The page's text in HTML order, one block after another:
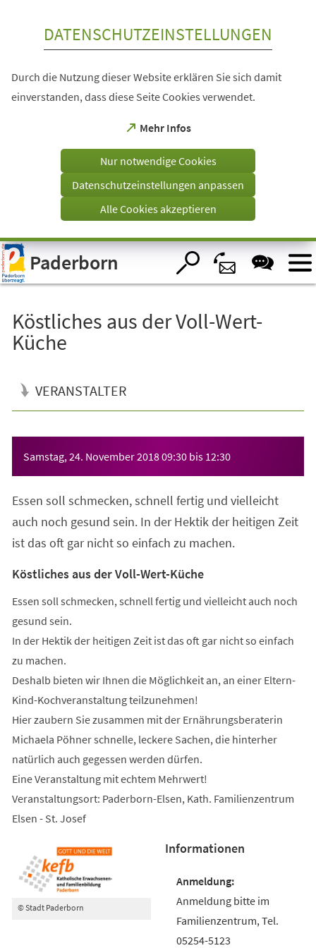
Visuelle
Assistenzsoftware
öffnen.
DATENSCHUTZEINSTELLUNGEN
Durch die Nutzung dieser Website erklären Sie sich damit
einverstanden, dass diese Seite Cookies verwendet.
Mehr Infos
(Öffnet
einem
Tab)
Nur notwendige Cookies
Datenschutzeinstellungen anpassen
Alle Cookies akzeptieren
Paderborn
Köstliches aus der Voll-Wert-
Küche
VERANSTALTER
Samstag, 24. November 201809:30 bis 12:30
Essen soll schmecken, schnell fertig und vielleicht
auch noch gesund sein. In der Hektik der heitigen Zeit
ist das oft gar nicht so einfach zu machen.
Köstliches aus der Voll-Wert-Küche
Essen soll schmecken, schnell fertig und vielleicht auch noch
gesund sein.
In der Hektik der heitigen Zeit ist das oft gar nicht so einfach
zu machen.
Deshalb bieten wir Ihnen die Möglichkeit an, an einer Eltern-
Kind-Kochveranstaltung teilzunehmen!
Hier zaubern Sie zusammen mit der Ernährungsberaterin
Michaela Pöhner schnelle, leckere Sachen, die hinterher
natürlich auch gegessen werden dürfen.
Eine Veranstaltung mit echtem Mehrwert!
Veranstaltungsort: Paderborn-Elsen, Kath. Familienzentrum
Elsen - St. Josef
© Stadt Paderborn
Informationen
Anmeldung bitte im
Familienzentrum, Tel.
05254-5123